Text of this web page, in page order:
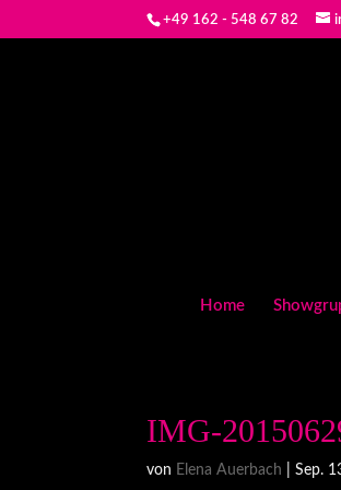
+49 162 - 548 67 82
Home
IMG-
von Elena Auerbach |Sep.